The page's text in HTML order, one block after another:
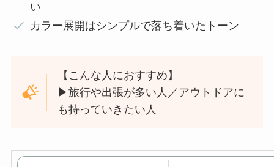
い
カラー展開はシンプルで落ち着いたトーン
【こんな人におすすめ】
▶︎旅行や出張が多い人／アウトドアに
も持っていきたい人